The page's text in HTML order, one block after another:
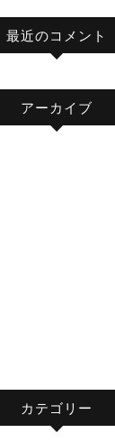
最近のコメント
アーカイブ
カテゴリー